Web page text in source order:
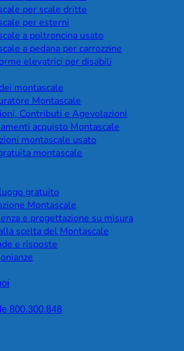
per scale dritte
per esterni
a poltroncina usato
a pedana per carrozzine
elevatrici per disabili
montascale
Montascale
Contributi e Agevolazioni
acquisto Montascale
montascale usato
montascale
gratuito
Montascale
e progettazione su misura
scelta del Montascale
e risposte
800.300.848